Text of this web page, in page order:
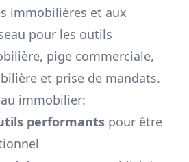
immobilières et aux
pour les outils
pige commerciale,
et prise de mandats.
immobilier:
performants pour être